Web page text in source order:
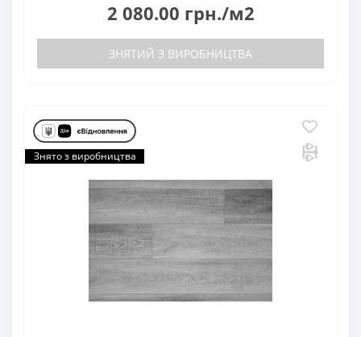
2 080.00 грн./м2
ЗНЯТИЙ З ВИРОБНИЦТВА
Знято з виробництва